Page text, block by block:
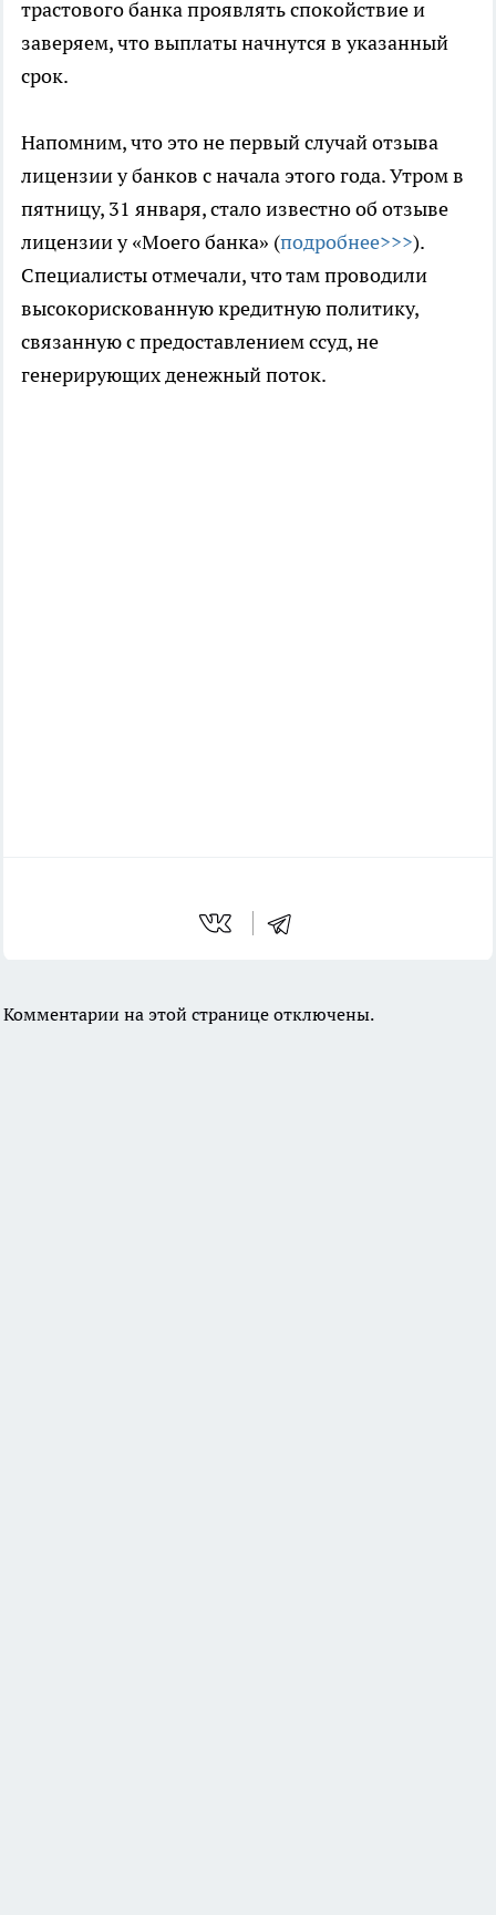
трастового банка проявлять спокойствие и
заверяем, что выплаты начнутся в указанный
срок.
Напомним, что это не первый случай отзыва
лицензии у банков с начала этого года. Утром в
пятницу, 31 января, стало известно об отзыве
лицензии у «Моего банка» (подробнее>>>).
Специалисты отмечали, что там проводили
высокорискованную кредитную политику,
связанную с предоставлением ссуд, не
генерирующих денежный поток.
Комментарии на этой странице отключены.